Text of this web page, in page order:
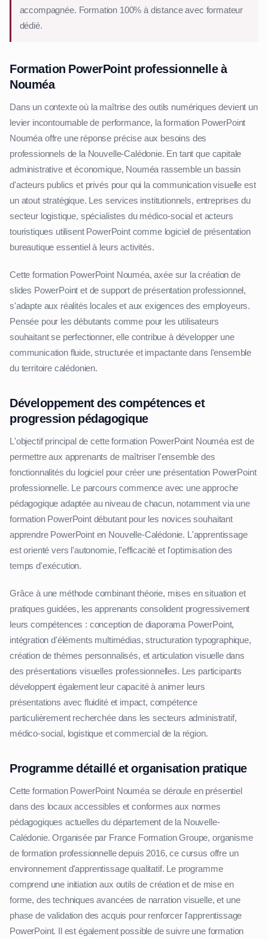
accompagnée. Formation 100% à distance avec formateur
dédié.
Formation PowerPoint professionnelle à
Nouméa
Dans un contexte où la maîtrise des outils numériques devient un
levier incontournable de performance, la formation PowerPoint
Nouméa offre une réponse précise aux besoins des
professionnels de la Nouvelle-Calédonie. En tant que capitale
administrative et économique, Nouméa rassemble un bassin
d'acteurs publics et privés pour qui la communication visuelle est
un atout stratégique. Les services institutionnels, entreprises du
secteur logistique, spécialistes du médico-social et acteurs
touristiques utilisent PowerPoint comme logiciel de présentation
bureautique essentiel à leurs activités.
Cette formation PowerPoint Nouméa, axée sur la création de
slides PowerPoint et de support de présentation professionnel,
s'adapte aux réalités locales et aux exigences des employeurs.
Pensée pour les débutants comme pour les utilisateurs
souhaitant se perfectionner, elle contribue à développer une
communication fluide, structurée et impactante dans l'ensemble
du territoire calédonien.
Développement des compétences et
progression pédagogique
L'objectif principal de cette formation PowerPoint Nouméa est de
permettre aux apprenants de maîtriser l'ensemble des
fonctionnalités du logiciel pour créer une présentation PowerPoint
professionnelle. Le parcours commence avec une approche
pédagogique adaptée au niveau de chacun, notamment via une
formation PowerPoint débutant pour les novices souhaitant
apprendre PowerPoint en Nouvelle-Calédonie. L'apprentissage
est orienté vers l'autonomie, l'efficacité et l'optimisation des
temps d'exécution.
Grâce à une méthode combinant théorie, mises en situation et
pratiques guidées, les apprenants consolident progressivement
leurs compétences : conception de diaporama PowerPoint,
intégration d'éléments multimédias, structuration typographique,
création de thèmes personnalisés, et articulation visuelle dans
des présentations visuelles professionnelles. Les participants
développent également leur capacité à animer leurs
présentations avec fluidité et impact, compétence
particulièrement recherchée dans les secteurs administratif,
médico-social, logistique et commercial de la région.
Programme détaillé et organisation pratique
Cette formation PowerPoint Nouméa se déroule en présentiel
dans des locaux accessibles et conformes aux normes
pédagogiques actuelles du département de la Nouvelle-
Calédonie. Organisée par France Formation Groupe, organisme
de formation professionnelle depuis 2016, ce cursus offre un
environnement d'apprentissage qualitatif. Le programme
comprend une initiation aux outils de création et de mise en
forme, des techniques avancées de narration visuelle, et une
phase de validation des acquis pour renforcer l'apprentissage
PowerPoint. Il est également possible de suivre une formation